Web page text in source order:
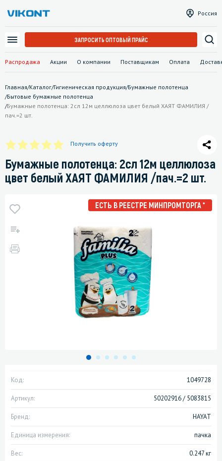
Распродажа Акции О компании Поставщикам Оплата
Россия
ЗАПРОСИТЬ ОПТОВЫЙ ПРАЙС
Главная/Каталог/Гигиеническая продукция/Бумажные полотенца
/Бытовые бумажные полотенца
/Бумажные полотенца: 2сл 12м целлюлоза цвет белый ХАЯТ ФАМИЛИЯ /
пач.=2 шт.
Получить оферту
Бумажные полотенца: 2сл 12м целлюлоза
цвет белый ХАЯТ ФАМИЛИЯ /пач.=2 шт.
ЕСТЬ В РЕЕСТРЕ МИНПРОМТОРГА *
Код: 1049728
Артикул: 50202916 / 5083815
Бренд: HAYAT
Единица измерения: пачка
Вес: 0.247 кг